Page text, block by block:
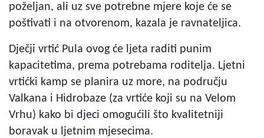
poželjan, ali uz sve potrebne mjere koje će se
poštivati i na otvorenom, kazala je ravnateljica.
Dječji vrtić Pula ovog će ljeta raditi punim
kapacitetima, prema potrebama roditelja. Ljetni
vrtićki kamp se planira uz more, na području
Valkana i Hidrobaze (za vrtiće koji su na Velom
Vrhu) kako bi djeci omogućili što kvalitetniji
boravak u ljetnim mjesecima.